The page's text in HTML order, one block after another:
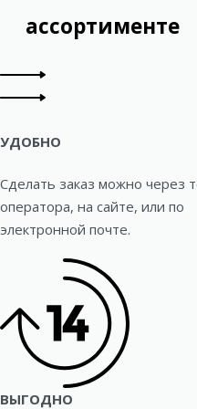
ассортименте
УДОБНО
Сделать заказ можно через
оператора, на сайте, или по
электронной почте.
ВЫГОДНО